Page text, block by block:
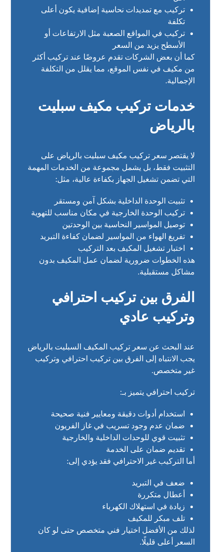
تركيب مع تمديدات نحاسية إضافية يكون أعلى
تكلفة
تركيب في المواقع الصعبة مثل الارتفاعات أو
الأسطح يزيد من السعر
كما أن بعض الشركات تقدم عروضًا عند تركيب أكثر
من مكيف في نفس الموقع، مما يقلل من التكلفة
الإجمالية.
خدمات تركيب مكيف سبليت
بالرياض
لا يقتصر سعر تركيب مكيف سبليت بالرياض على
التثبيت فقط، بل يشمل مجموعة من الخدمات المهمة
التي تضمن تشغيل الجهاز بكفاءة عالية، مثل:
تثبيت الوحدة الداخلية بشكل آمن ومستقر
تركيب الوحدة الخارجية في مكان مناسب للتهوية
توصيل المواسير النحاسية بين الوحدتين
تفريغ الهواء من المواسير لضمان كفاءة التبريد
اختبار تشغيل المكيف بعد التركيب
هذه الخطوات ضرورية لضمان عمل المكيف بدون
مشاكل مستقبلية.
الفرق بين تركيب احترافي
وتركيب عادي
عند البحث عن سعر تركيب المكيف السبليت بالرياض
يجب الانتباه إلى الفرق بين تركيب احترافي وتركيب
غير متخصص.
تركيب احترافي يتميز بـ:
استخدام أدوات دقيقة ومعايير فنية صحيحة
ضمان عدم وجود تسريب في غاز الفريون
تثبيت قوي للوحدات الداخلية والخارجية
تقديم ضمان على الخدمة
أما التركيب غير الاحترافي فقد يؤدي إلى:
ضعف في التبريد
أعطال متكررة
زيادة في استهلاك الكهرباء
تلف مبكر للمكيف
لذلك من الأفضل اختيار فني متخصص حتى لو كان
السعر أعلى قليلًا.